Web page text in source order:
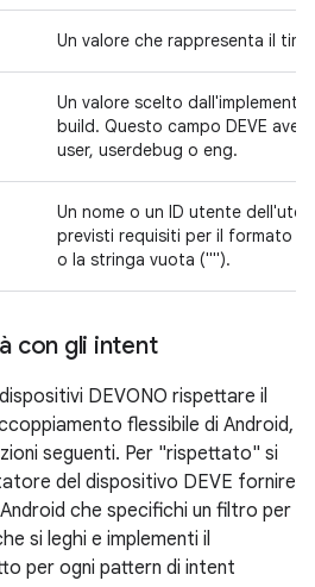
Un valore che rappresenta il
Un valore scelto
build. Questo campo DEVE
user, userdebug o eng.
Un nome o un ID utente
previsti requisiti per il formato
o la stringa vuota ("").
con gli intent
DEVONO rispettare il
flessibile di Android,
seguenti. Per "rispettato" si
del dispositivo DEVE fornire
che specifichi un filtro per
si leghi e implementi il
per ogni pattern di intent